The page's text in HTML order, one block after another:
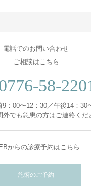
電話でのお問い合わせ
ご相談はこちら
58-
：00〜12：30／午後14：30
でも急患の方はご連絡くだ
からの診療予約はこちら
施術のご予約